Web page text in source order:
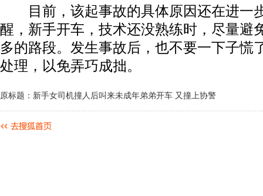
目前，该起事故的具体原因还在进一
醒，新手开车，技术还没熟练时，尽量避
多的路段。发生事故后，也不要一下子慌
处理，以免弄巧成拙。
原标题：新手女司机撞人后叫来未成年弟弟开车 又撞上协警